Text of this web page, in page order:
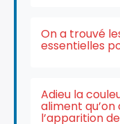
On a trouvé
essentielles
Adieu la
aliment
l’apparition